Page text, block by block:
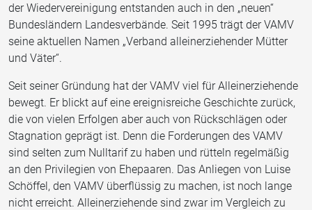
der Wiedervereinigung entstanden auch in den „neuen“
Bundesländern Landesverbände. Seit 1995 trägt der VAMV
seine aktuellen Namen „Verband alleinerziehender Mütter
und Väter“.
Seit seiner Gründung hat der VAMV viel für Alleinerziehende
bewegt. Er blickt auf eine ereignisreiche Geschichte zurück,
die von vielen Erfolgen aber auch von Rückschlägen oder
Stagnation geprägt ist. Denn die Forderungen des VAMV
sind selten zum Nulltarif zu haben und rütteln regelmäßig
an den Privilegien von Ehepaaren. Das Anliegen von Luise
Schöffel, den VAMV überflüssig zu machen, ist noch lange
nicht erreicht. Alleinerziehende sind zwar im Vergleich zu